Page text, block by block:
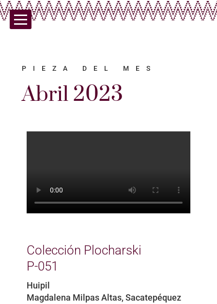
PIEZA DEL MES
Abril 2023
Colección Plocharski
P-051
Huipil
Magdalena Milpas Altas, Sacatepéquez